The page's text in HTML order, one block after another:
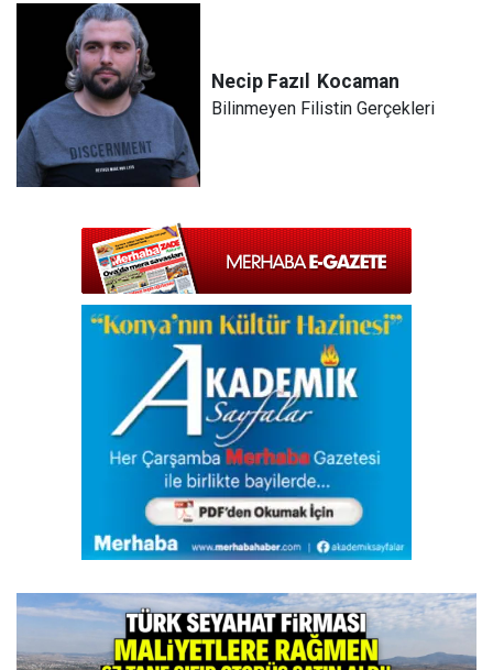
Necip Fazıl Kocaman
Bilinmeyen Filistin Gerçekleri